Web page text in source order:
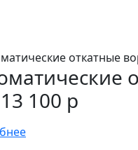
100 р